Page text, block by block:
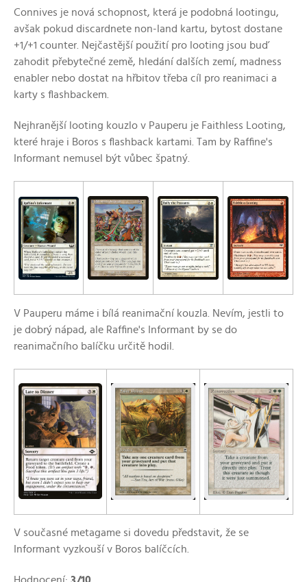
Connives je nová schopnost, která je podobná lootingu,
avšak pokud discardnete non-land kartu, bytost dostane
+1/+1 counter. Nejčastější použití pro looting jsou buď
zahodit přebytečné země, hledání dalších zemí, madness
enabler nebo dostat na hřbitov třeba cíl pro reanimaci a
karty s flashbackem.
Nejhranější looting kouzlo v Pauperu je Faithless Looting,
které hraje i Boros s flashback kartami. Tam by Raffine's
Informant nemusel být vůbec špatný.
V Pauperu máme i bílá reanimační kouzla. Nevím, jestli to
je dobrý nápad, ale Raffine's Informant by se do
reanimačního balíčku určitě hodil.
V současné metagame si dovedu představit, že se
Informant vyzkouší v Boros balíčcích.